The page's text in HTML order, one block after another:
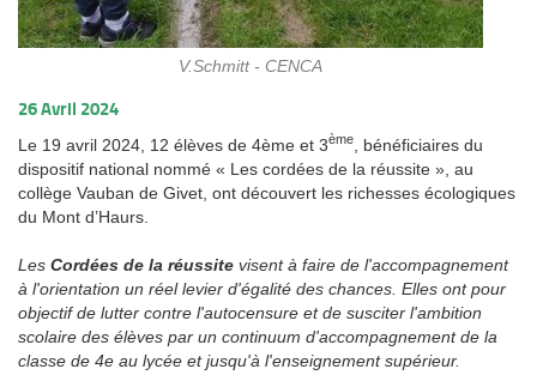
V.Schmitt - CENCA
26 Avril 2024
Le 19 avril 2024, 12 élèves de 4ème et 3ème
, bénéficiaires du
dispositif national nommé « Les cordées de la réussite », au
collège Vauban de Givet, ont découvert les richesses écologiques
du Mont d’Haurs.
Les Cordées de la réussite visent à faire de l'accompagnement
à l'orientation un réel levier d'égalité des chances. Elles ont pour
objectif de lutter contre l'autocensure et de susciter l'ambition
scolaire des élèves par un continuum d'accompagnement de la
classe de 4e au lycée et jusqu'à l'enseignement supérieur.